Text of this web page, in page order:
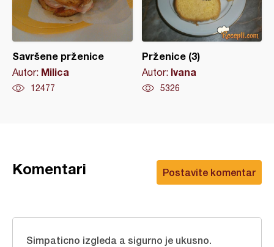
Savršene prženice
Autor: Milica
12477
Prženice (3)
Autor: Ivana
5326
Postavite komentar
Komentari
Simpaticno izgleda a sigurno je ukusno.